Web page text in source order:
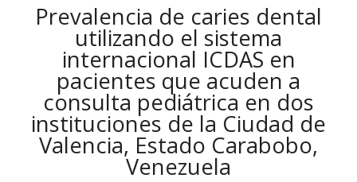
Prevalencia de caries dental
utilizando el sistema
internacional ICDAS en
pacientes que acuden a
consulta pediátrica en dos
instituciones de la Ciudad de
Valencia, Estado Carabobo,
Venezuela